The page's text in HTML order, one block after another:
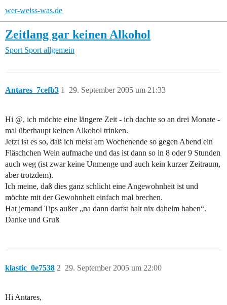
wer-weiss-was.de
Zeitlang gar keinen Alkohol
Sport Sport allgemein
Antares_7cefb3 29. September 2005 um 21:33
1
Hi @, ich möchte eine längere Zeit - ich dachte so an drei Monate -
mal überhaupt keinen Alkohol trinken.
Jetzt ist es so, daß ich meist am Wochenende so gegen Abend ein
Fläschchen Wein aufmache und das ist dann so in 8 oder 9 Stunden
auch weg (ist zwar keine Unmenge und auch kein kurzer Zeitraum,
aber trotzdem).
Ich meine, daß dies ganz schlicht eine Angewohnheit ist und
möchte mit der Gewohnheit einfach mal brechen.
Hat jemand Tips außer „na dann darfst halt nix daheim haben“.
Danke und Gruß
klastic_0e7538 29. September 2005 um 22:00
2
Hi Antares,